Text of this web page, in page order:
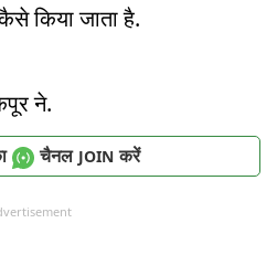
किया जाता है.
ने.
चैनल JOIN करें